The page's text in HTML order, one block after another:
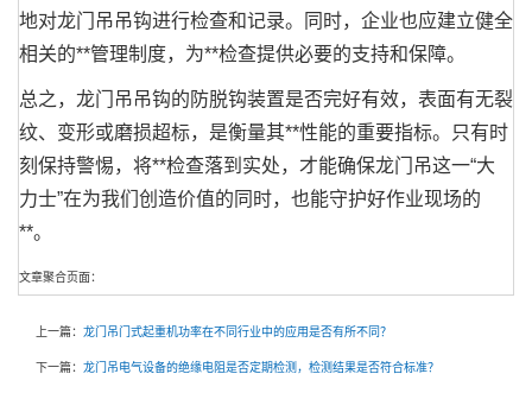
地对龙门吊吊钩进行检查和记录。同时，企业也应建立健全
相关的**管理制度，为**检查提供必要的支持和保障。
总之，龙门吊吊钩的防脱钩装置是否完好有效，表面有无裂
纹、变形或磨损超标，是衡量其**性能的重要指标。只有时
刻保持警惕，将**检查落到实处，才能确保龙门吊这一“大
力士”在为我们创造价值的同时，也能守护好作业现场的
**。
文章聚合页面：
上一篇： 龙门吊门式起重机功率在不同行业中的应用是否有所不同？
下一篇： 龙门吊电气设备的绝缘电阻是否定期检测，检测结果是否符合标准？